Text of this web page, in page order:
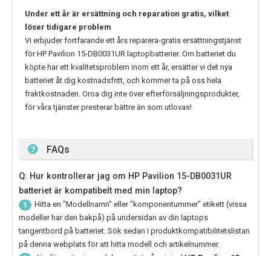
Under ett år är ersättning och reparation gratis, vilket
löser tidigare problem
Vi erbjuder fortfarande ett års reparera-gratis ersättningstjänst
förHP Pavilion 15-DB0031UR laptopbatterier. Om batteriet du
köpte har ett kvalitetsproblem inom ett år, ersätter vi det nya
batteriet åt dig kostnadsfritt, och kommer ta på oss hela
fraktkostnaden. Oroa dig inte över efterförsäljningsprodukter,
för våra tjänster presterar bättre än som utlovas!
FAQs
Q: Hur kontrollerar jag om HP Pavilion 15-DB0031UR
batteriet är kompatibelt med min laptop?
1
Hitta en "Modellnamn" eller "komponentummer" etikett (vissa
modeller har den bakpå) på undersidan av din laptops
tangentbord på batteriet. Sök sedan i produktkompatibilitetslistan
på denna webplats för att hitta modell och artikelnummer.